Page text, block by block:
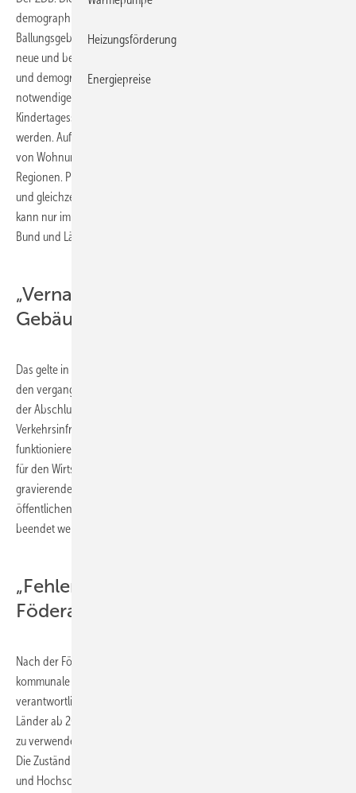
demographische Veränderungen ganz wesentlich bestimmt. In den
Ballungsgebieten wird der Wohnraum immer knapper; hier gilt es,
neue und bezahlbare Wohnungen zu bauen, die auch ökologischen
und demografischen Anforderungen gerecht werden. Auch die
notwendige Infrastruktur in den Ballungsräumen, wie
Kindertagesstätten, Schulen und Mobilität, müssen berücksichtigt
werden. Auf der anderen Seite braucht es Konzepte für den Rückbau
von Wohnungen und öffentlicher Infrastruktur in ländlichen
Regionen. Pakleppa: „Wohnungsnot in Ballungsräumen zu bekämpfen
und gleichzeitig die Infrastruktur in ländlichen Räumen anzupassen
kann nur im Rahmen eines bundeseinheitlichen Konzepts, das von
Bund und Ländern gemeinsam getragen wird, gelingen.“
„Vernachlässigung öffentlicher
Gebäude beenden“
Das gelte in gleicher Weise für die kommunale Infrastruktur. Hier sei in
den vergangenen Jahrzehnten zu wenig investiert worden, was auch
der Abschlussbericht der Kommission „Zukunft der
Verkehrsinfrastrukturfinanzierung“ bestätige. Pakleppa: „Da eine
funktionierende Infrastruktur eine der wesentlichen Voraussetzungen
für den Wirtschaftsstandort Deutschland war und ist, muss die
gravierende Vernachlässigung der Straßen, aber auch der
öffentlichen Gebäude wie Schulen und Universitäten schleunigst
beendet werden.“
„Fehlentwicklungen durch
Föderalismusreform“
Nach der Föderalismusreform sind die Länder nun alleine für die
kommunale Infrastruktur, den Wohnungs-, Hochschul- und Klinikbau
verantwortlich, der Bund finanziert dies bis 2019, ohne dass die
Länder ab 2014 verpflichtet wären, das Geld auch für diese Ausgaben
zu verwenden. Für den ZDB ist dieser Zustand ist auf Dauer unhaltbar.
Die Zuständigkeit für die kommunale Infrastruktur, den Wohnungs-
und Hochschulbau müsse wieder Gemeinschaftsaufgabe werden. Die
Heizungsförderung
Energiepreise